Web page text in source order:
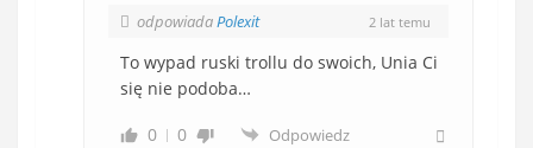
odpowiadaPolexit 2 lat temu
To wypad ruski trollu do swoich, Unia Ci
się nie podoba…
0 0 Odpowiedz